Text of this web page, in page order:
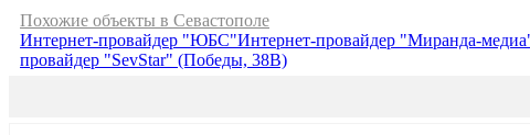
Похожие объекты в Севастополе
Интернет-провайдер "ЮБС"Интернет-провайдер "Миранда-
провайдер "SevStar" (Победы, 38В)